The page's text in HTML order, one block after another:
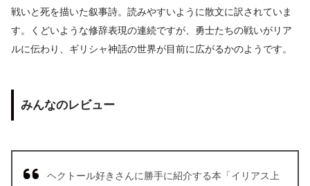
戦いと死を描いた叙事詩。読みやすいように散文に訳されていま
す。くどいような修辞表現の連続ですが、勇士たちの戦いがリア
ルに伝わり、ギリシャ神話の世界が目前に広がるかのようです。
みんなのレビュー
ヘクトール好きさんに勝手に紹介する本「イリアス上